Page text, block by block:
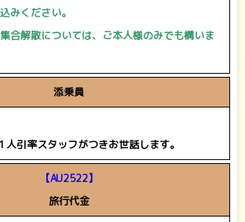
みください。
合解散については、ご本人様のみでも構いま
添乗員
引率スタッフがつきお世話します。
【AU2522】
旅行代金